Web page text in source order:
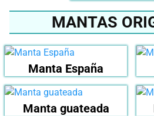
MANTAS
Manta España
Manta guateada